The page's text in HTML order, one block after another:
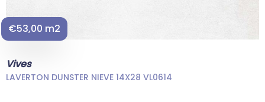
€53,00 m2
Vives
LAVERTON DUNSTER NIEVE 14X28 VL0614